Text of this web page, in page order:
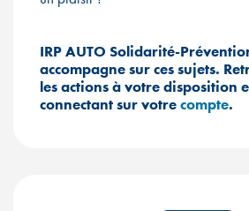
IRP AUTO Solidarité-
accompagne sur ces sujets.
les actions à votre disposition
connectant sur votrecompte.